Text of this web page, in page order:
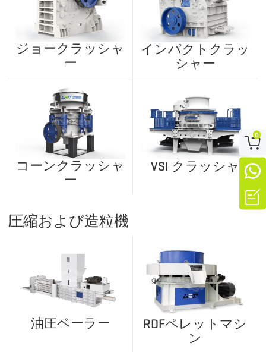
ジョークラッシャ
ー
インパクトクラッ
シャー
コーンクラッシャ
ー
VSI クラッシャ
圧縮および造粒機
油圧ベーラー
RDFペレットマシ
ン

0

